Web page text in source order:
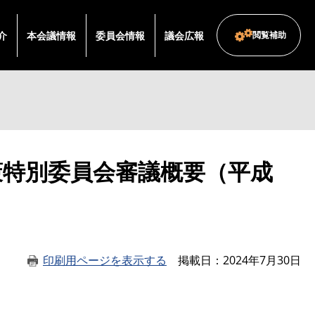
本会議情報 委員会情報 議会広報 閲覧補助
別委員会審議概要（平成
印刷用ページを表示する 掲載日 2024年7月30日